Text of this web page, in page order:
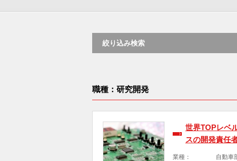
絞り込み検索
職種：研究開発
世界TOPレベ
スの開発責任
業種：
自動車